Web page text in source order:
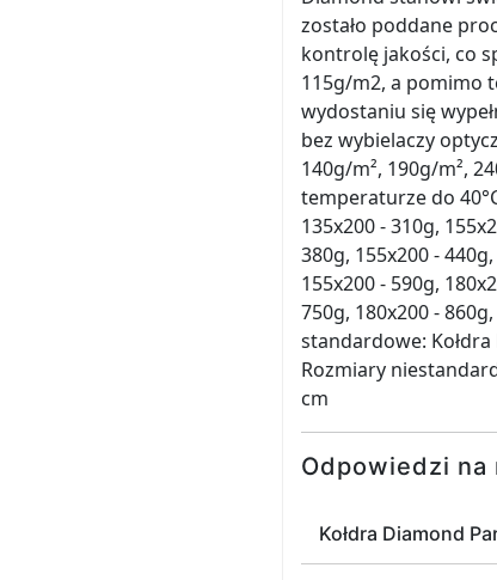
zostało poddane
kontrolę jakości, co
115g/m2, a pomimo
wydostaniu się
bez wybielaczy
140g/m², 190g/m²,
temperaturze do
135x200 - 310g,
380g, 155x200 -
155x200 - 590g,
750g, 180x200 -
standardowe:
Rozmiary
cm
Odpowiedzi na
Kołdra Diamond